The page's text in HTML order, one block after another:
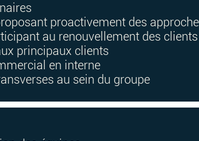
proactivement des
au renouvellement des
principaux clients
en interne
au sein du groupe